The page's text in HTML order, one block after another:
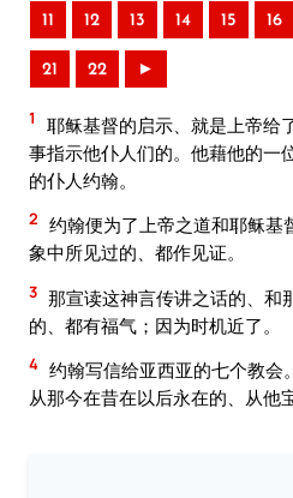
11 12 13 14 15 16
21 22 ►
1
耶稣基督的启示、就是上帝给
事指示他仆人们的。他藉他的一
的仆人约翰。
2 约翰便为了上帝之道和耶稣基
象中所见过的、都作见证。
3 那宣读这神言传讲之话的、和
的、都有福气；因为时机近了。
4 约翰写信给亚西亚的七个教会
从那今在昔在以后永在的、从他